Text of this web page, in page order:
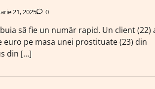
21, 2025 0
să fie un număr rapid. Un client (22)
euro pe masa unei prostituate (23) din
din […]